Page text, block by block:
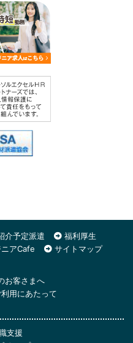
介予定派遣
福利厚生
アCafe
サイトマップ
お客さまへ
用にあたって
支援